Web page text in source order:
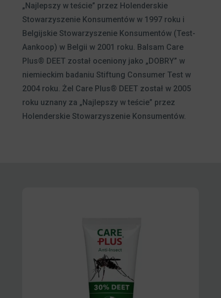
„Najlepszy w teście” przez Holenderskie
Stowarzyszenie Konsumentów w 1997 roku i
Belgijskie Stowarzyszenie Konsumentów (Test-
Aankoop) w Belgii w 2001 roku. Balsam Care
Plus® DEET został oceniony jako „DOBRY” w
niemieckim badaniu Stiftung Consumer Test w
2004 roku. Żel Care Plus® DEET został w 2005
roku uznany za „Najlepszy w teście” przez
Holenderskie Stowarzyszenie Konsumentów.